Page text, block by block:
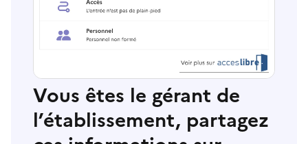
Vous êtes le gérant de
l’établissement, partagez